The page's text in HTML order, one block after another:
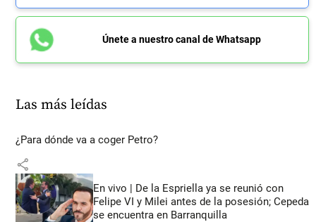
Únete a nuestro canal de Whatsapp
Las más leídas
¿Para dónde va a coger Petro?
share
En vivo | De la Espriella ya se reunió con
Felipe VI y Milei antes de la posesión; Cepeda
se encuentra en Barranquilla